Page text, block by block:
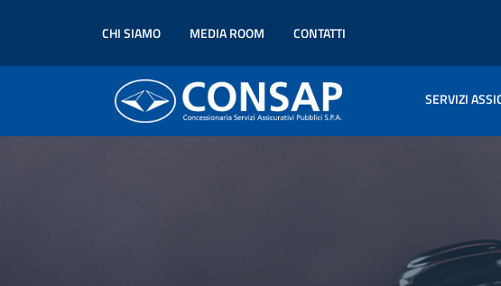
CHI SIAMO MEDIA ROOM CONTATTI
SERVIZI